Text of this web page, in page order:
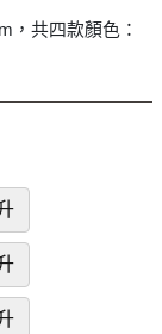
，共四款顏色：